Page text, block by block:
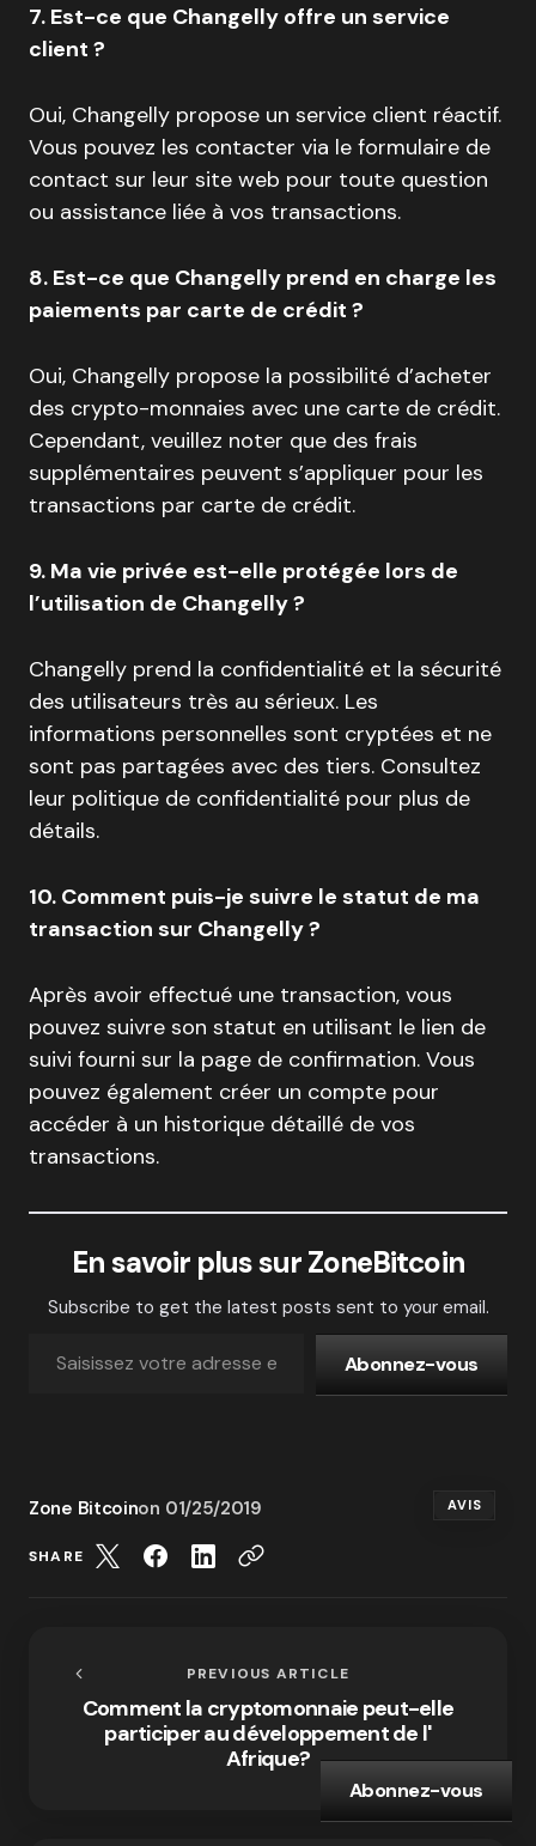
7. Est-ce que Changelly offre un service
client ?
Oui, Changelly propose un service client réactif.
Vous pouvez les contacter via le formulaire de
contact sur leur site web pour toute question
ou assistance liée à vos transactions.
8. Est-ce que Changelly prend en charge les
paiements par carte de crédit ?
Oui, Changelly propose la possibilité d’acheter
des crypto-monnaies avec une carte de crédit.
Cependant, veuillez noter que des frais
supplémentaires peuvent s’appliquer pour les
transactions par carte de crédit.
9. Ma vie privée est-elle protégée lors de
l’utilisation de Changelly ?
Changelly prend la confidentialité et la sécurité
des utilisateurs très au sérieux. Les
informations personnelles sont cryptées et ne
sont pas partagées avec des tiers. Consultez
leur politique de confidentialité pour plus de
détails.
10. Comment puis-je suivre le statut de ma
transaction sur Changelly ?
Après avoir effectué une transaction, vous
pouvez suivre son statut en utilisant le lien de
suivi fourni sur la page de confirmation. Vous
pouvez également créer un compte pour
accéder à un historique détaillé de vos
transactions.
En savoir plus sur ZoneBitcoin
Subscribe to get the latest posts sent to your email.
Abonnez-vous
Zone Bitcoinon 01/25/2019 AVIS
SHARE
PREVIOUS ARTICLE
Comment la cryptomonnaie peut-elle
participer au développement de l'
Afrique?
Abonnez-vous